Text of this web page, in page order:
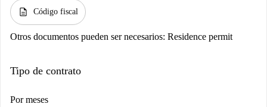
description Código fiscal
Otros documentos pueden ser necesarios: Residence permit
Tipo de contrato
Por meses